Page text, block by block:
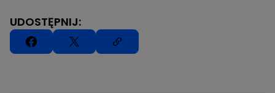
UDOSTĘPNIJ: